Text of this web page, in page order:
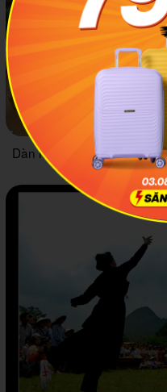
Dàn nhạc trống, chiêng
đầu các trò